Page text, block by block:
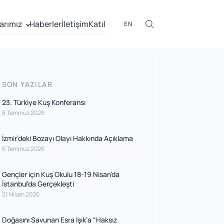
HaberlerİletişimKatıl EN
SON YAZILAR
23. Türkiye Kuş Konferansı
8 Temmuz 2026
İzmir’deki Bozayı Olayı Hakkında Açıklama
6 Temmuz 2026
Gençler için Kuş Okulu 18-19 Nisan’da
İstanbul’da Gerçekleşti
21 Nisan 2026
Doğasını Savunan Esra Işık’a “Haksız